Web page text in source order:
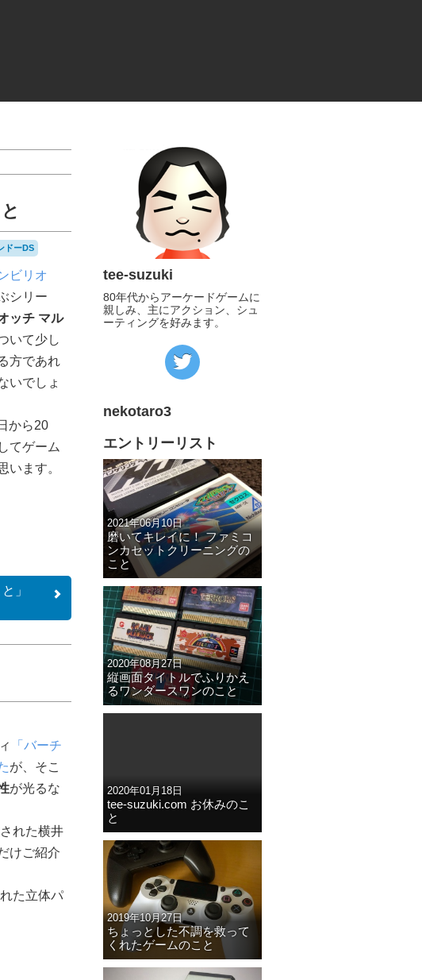
ドーDS
ビリオ
シリー
ッチ マル
いて少し
方であれ
いでしょ
から20
てゲーム
います。
」
「バーチ
が、そこ
が光るな
れた横井
けご紹介
た立体パ
tee-suzuki
80年代からアーケードゲームに
親しみ、主にアクション、シュ
ーティングを好みます。
https://twitter.com/tee_suzuki
の
の
リ
ン
ク
nekotaro3
エントリーリスト
2021年06月10日
磨いてキレイに！ ファミコ
ンカセットクリーニングの
こと
2020年08月27日
縦画面タイトルでふりかえ
るワンダースワンのこと
2020年01月18日
tee-suzuki.com お休みのこ
と
2019年10月27日
ちょっとした不調を救って
くれたゲームのこと